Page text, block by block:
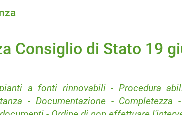
Consiglio di Stato 19
a fonti rinnovabili - Procedura
- Documentazione -